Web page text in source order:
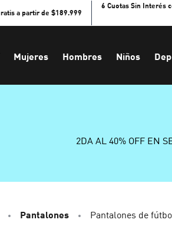
a partir de $189.999
6 Cuotas Sin Interés
Mujeres Hombres Niños
2DA AL 40% OFF EN
Pantalones Pantalones de